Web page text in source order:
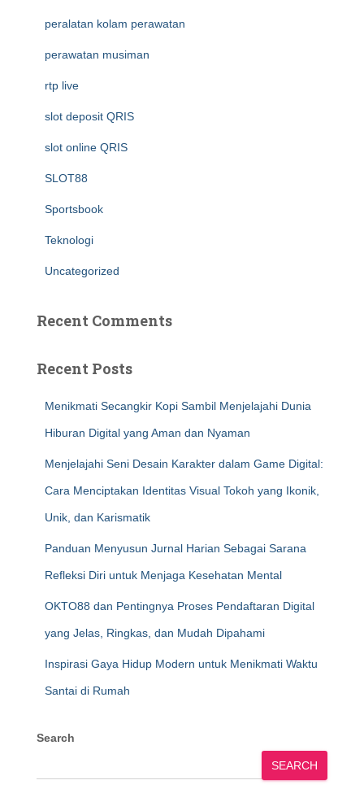
peralatan kolam perawatan
perawatan musiman
rtp live
slot deposit QRIS
slot online QRIS
SLOT88
Sportsbook
Teknologi
Uncategorized
Recent Comments
Recent Posts
Menikmati Secangkir Kopi Sambil Menjelajahi Dunia
Hiburan Digital yang Aman dan Nyaman
Menjelajahi Seni Desain Karakter dalam Game Digital:
Cara Menciptakan Identitas Visual Tokoh yang Ikonik,
Unik, dan Karismatik
Panduan Menyusun Jurnal Harian Sebagai Sarana
Refleksi Diri untuk Menjaga Kesehatan Mental
OKTO88 dan Pentingnya Proses Pendaftaran Digital
yang Jelas, Ringkas, dan Mudah Dipahami
Inspirasi Gaya Hidup Modern untuk Menikmati Waktu
Santai di Rumah
Search
SEARCH